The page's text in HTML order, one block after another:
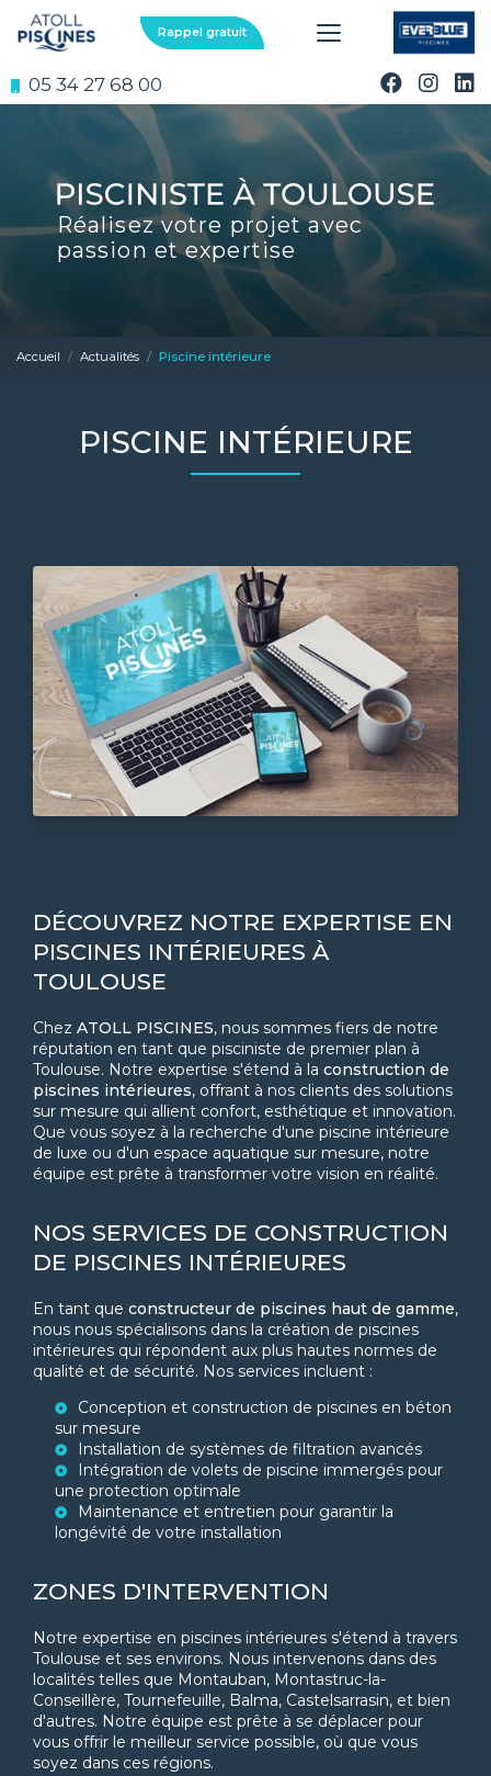
au
contenu
05 34 27 68 00
Rappel gratuit
Réalisez votre projet avec
passion et expertise
Accueil Actualités Piscine intérieure
PISCINE INTÉRIEURE
DÉCOUVREZ NOTRE EXPERTISE EN
PISCINES INTÉRIEURES À
TOULOUSE
Chez ATOLL PISCINES, nous sommes fiers de notre
réputation en tant que pisciniste de premier plan à
Toulouse. Notre expertise s'étend à la construction de
piscines intérieures, offrant à nos clients des solutions
sur mesure qui allient confort, esthétique et innovation.
Que vous soyez à la recherche d'une piscine intérieure
de luxe ou d'un espace aquatique sur mesure, notre
équipe est prête à transformer votre vision en réalité.
NOS SERVICES DE CONSTRUCTION
DE PISCINES INTÉRIEURES
En tant que constructeur de piscines haut de gamme,
nous nous spécialisons dans la création de piscines
intérieures qui répondent aux plus hautes normes de
qualité et de sécurité. Nos services incluent :
Conception et construction de piscines en béton
sur mesure
Installation de systèmes de filtration avancés
Intégration de volets de piscine immergés pour
une protection optimale
Maintenance et entretien pour garantir la
longévité de votre installation
ZONES D'INTERVENTION
Notre expertise en piscines intérieures s'étend à travers
Toulouse et ses environs. Nous intervenons dans des
localités telles que Montauban, Montastruc-la-
Conseillère, Tournefeuille, Balma, Castelsarrasin, et bien
d'autres. Notre équipe est prête à se déplacer pour
vous offrir le meilleur service possible, où que vous
soyez dans ces régions.